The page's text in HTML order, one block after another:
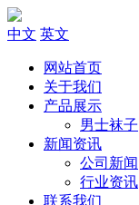
中文 英文
网站首页
关于我们
产品展示
男士袜子
新闻资讯
公司新闻
行业资讯
联系我们